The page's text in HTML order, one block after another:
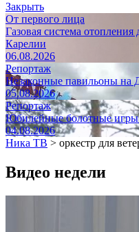
Закрыть
От первого лица
Газовая система отопления
Карелии
06.08.2026
Репортаж
Незаконные павильоны на
05.08.2026
Репортаж
Юбилейные болотные
04.08.2026
Ника ТВ > оркестр для
Видео недели